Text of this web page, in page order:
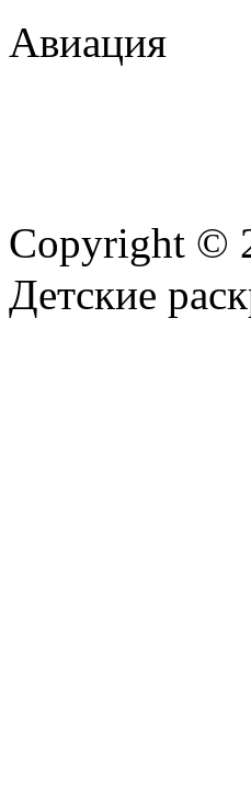
Авиация
Copyright ©
Детские